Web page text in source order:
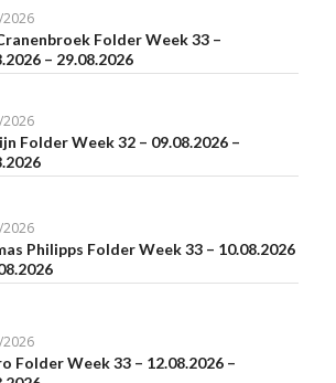
Folder Week 33 –
– 29.08.2026
Folder Week 32 – 09.08.2026 –
Philipps Folder Week 33 – 10.08.2026
Folder Week 33 – 12.08.2026 –